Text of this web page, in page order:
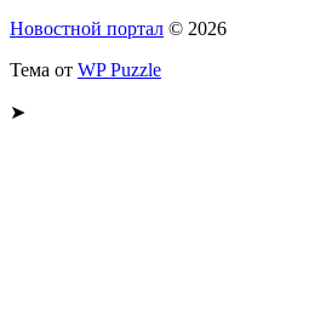
Новостной портал © 2026
Тема от WP Puzzle
➤